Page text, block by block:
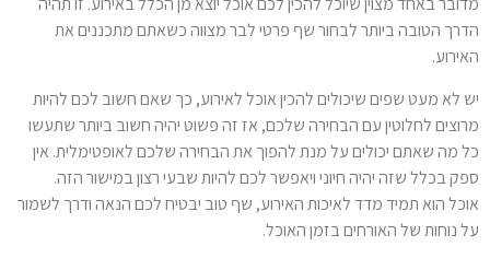
הדרך הטובה ביותר לבחור שף פרטי לבר מצווה כשאתם מתכננים את
האירוע.
יש לא מעט שפים שיכולים להכין אוכל לאירוע, כך שאם חשוב לכם להיות
מרוצים לחלוטין עם הבחירה שלכם, אז זה פשוט יהיה חשוב ביותר שתעשו
כל מה שאתם יכולים על מנת להפוך את הבחירה שלכם לאופטימלית. אין
ספק בכלל שזה יהיה חיוני ויאפשר לכם להיות שבעי רצון במישור הזה.
אוכל הוא תמיד מדד לאיכות האירוע, שף טוב יבטיח לכם הנאה ודרך לשמור
על נוחות של האורחים בזמן האוכל.